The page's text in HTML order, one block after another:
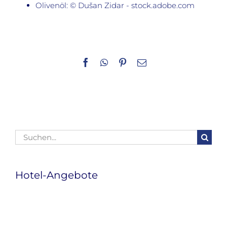
Olivenöl: © Dušan Zidar - stock.adobe.com
Facebook
WhatsApp
Pinterest
E-
Suche
nach:
Hotel-Angebote